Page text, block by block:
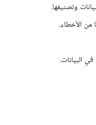
وتصنيفها.
من الأخطاء.
البيانات.